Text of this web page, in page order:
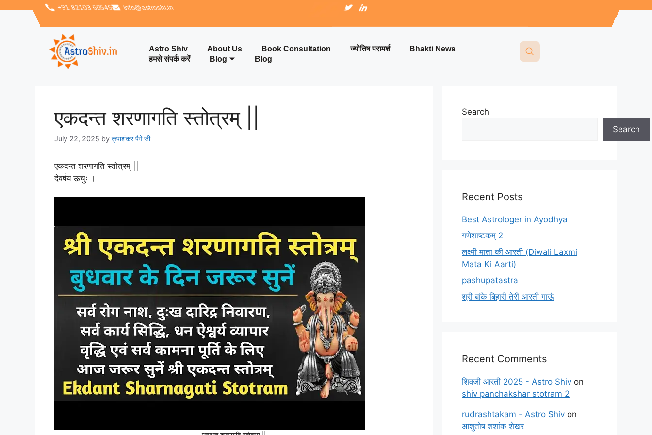
‪+91 82103 60545‬ info@astroshi.in
Astro Shiv About Us Book Consultation ज्योतिष परामर्श
Bhakti News
हमसे संपर्क करें
Blog Blog
एकदन्त शरणागति स्तोत्रम् ||
July 22, 2025 by कृपाशंकर पैगे जी
एकदन्त शरणागति स्तोत्रम् ||
देवर्षय ऊचुः ।
Search
Search
Recent Posts
Best Astrologer in Ayodhya
गणेशाष्टकम् 2
लक्ष्मी माता की आरती (Diwali Laxmi
Mata Ki Aarti)
pashupatastra
श्री बांके बिहारी तेरी आरती गाऊं
Recent Comments
शिवजी आरती 2025 - Astro Shiv on
shiv panchakshar stotram 2
rudrashtakam - Astro Shiv on
आशुतोष शशांक शेखर